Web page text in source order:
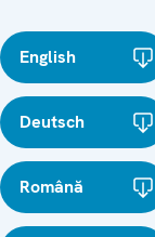
English
Deutsch
Română